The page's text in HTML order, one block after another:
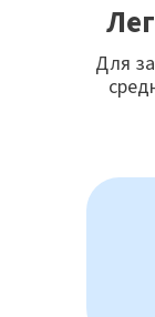
Для